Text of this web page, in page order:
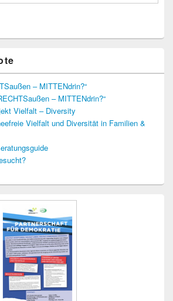
– MITTENdrin?“
– MITTENdrin?“
Vielfalt – Diversity
Vielfalt und Diversität in Familien &